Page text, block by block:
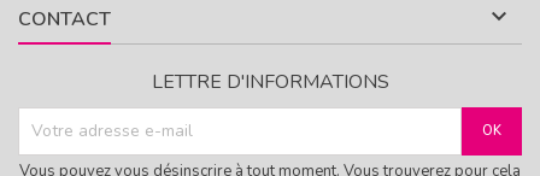
CONTACT 
LETTRE D'INFORMATIONS
Vous pouvez vous désinscrire à tout moment. Vous trouverez pour cela